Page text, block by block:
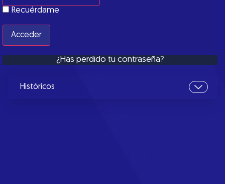
Recuérdame
¿Has perdido tu contraseña?
Históricos